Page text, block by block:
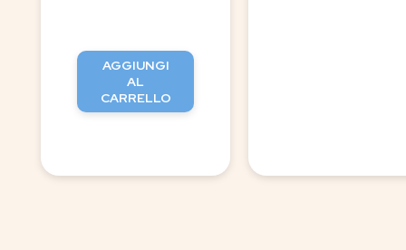
AGGIUNGI
AL
CARRELLO